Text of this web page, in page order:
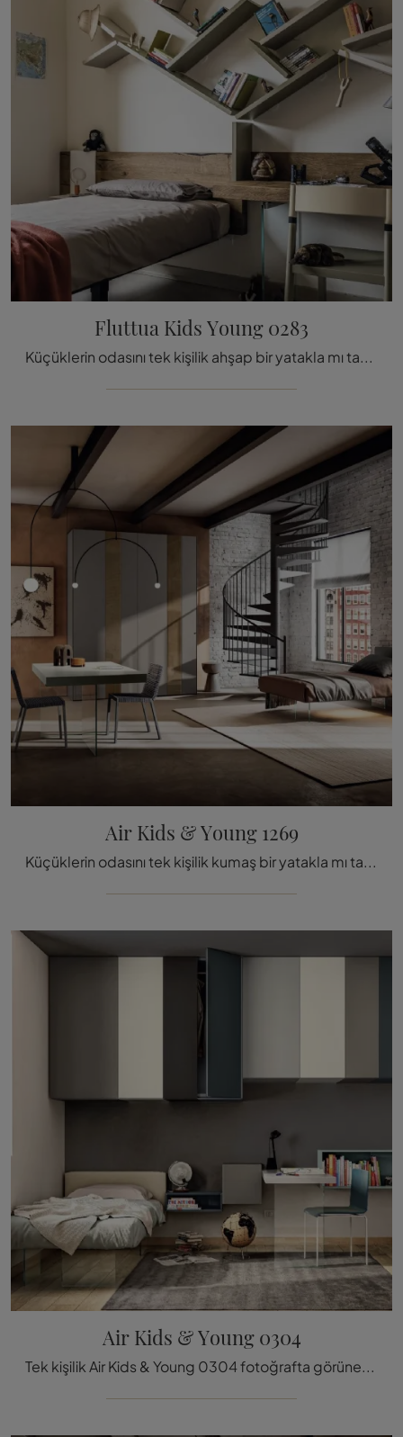
Fluttua Kids Young 0283
Küçüklerin odasını tek kişilik ahşap bir yatakla mı tamamlamak istiyorsunuz? İşte Lago'nun Fluttua Kids Young 0283
Air Kids & Young 1269
Küçüklerin odasını tek kişilik kumaş bir yatakla mı tamamlamak istiyorsun? İşte Lago'nun Air Kids & Young 1269 model
Air Kids & Young 0304
Tek kişilik Air Kids & Young 0304 fotoğrafta görünen kumaş yatağı, Lago'nun tasarladığı dolgulu modeller arasında en iyi dinlenm